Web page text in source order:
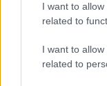
I want to
related to
I want to
related to
Προσθέστε το
shares